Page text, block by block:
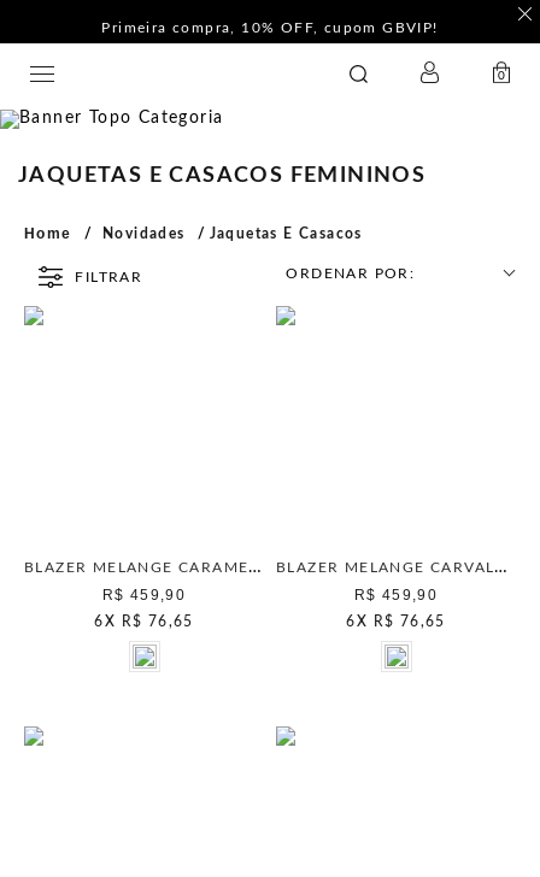
Primeira compra, 10% OFF, cupom GBVIP!
0
JAQUETAS E CASACOS FEMININOS
Home Novidades Jaquetas E Casacos
FILTRAR ORDENAR POR:
BLAZER MELANGE CARAMELO
R$ 459,90
6 X R$ 76,65
BLAZER MELANGE CARVALHO
R$ 459,90
6 X R$ 76,65